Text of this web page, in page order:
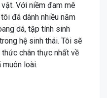
Với niềm đam mê
đã dành nhiều năm
dã, tập tính sinh
hệ sinh thái. Tôi sẽ
chân thực nhất về
loài.